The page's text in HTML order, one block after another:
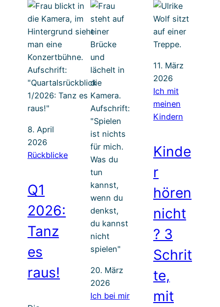
8. April
2026
Rückblicke
Q1
2026:
Tanz
es
raus!
20. März
2026
Ich bei mir
11. März
2026
Ich mit
meinen
Kindern
Kinde
r
hören
nicht
? 3
Schrit
te,
mit